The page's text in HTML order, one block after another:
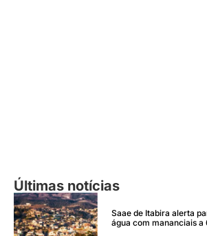
Últimas notícias
Saae de Itabira alerta
água com mananciais a